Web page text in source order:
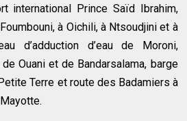
international Prince Saïd Ibrahim,
à Oichili, à Ntsoudjini et à
d’adduction d’eau de Moroni,
Ouani et de Bandarsalama, barge
Terre et route des Badamiers à